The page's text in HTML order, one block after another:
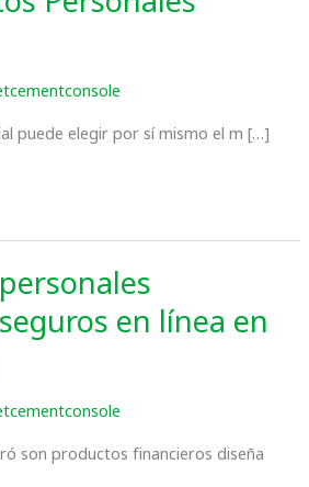
puede elegir por sí mismo el m […]
en línea en
son productos financieros diseña